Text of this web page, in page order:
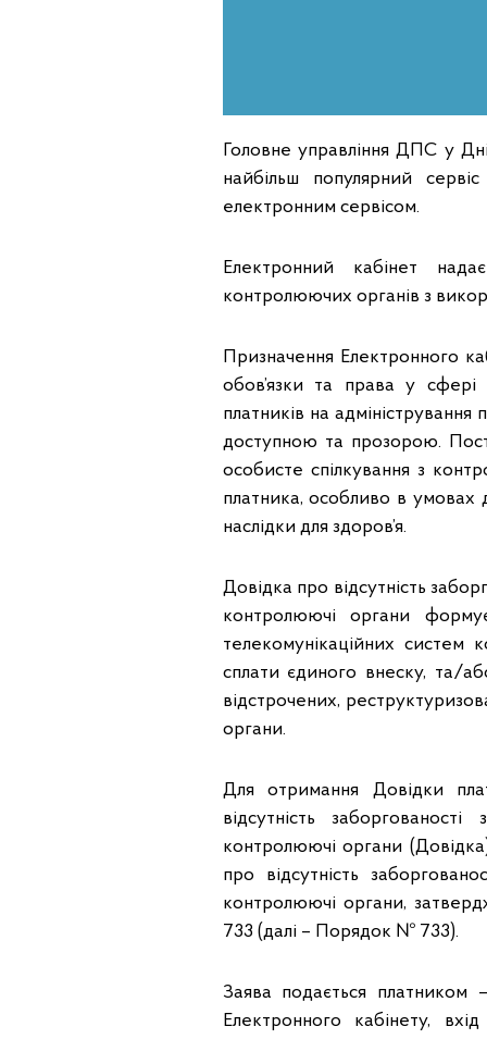
Головне управління ДПС у
найбільш популярний
електронним сервісом.
Електронний кабінет
контролюючих органів з
Призначення Електронного
обов’язки та права у
платників на
доступною та прозорою.
особисте спілкування з
платника, особливо в умовах
наслідки для здоров’я.
Довідка про відсутність
контролюючі органи
телекомунікаційних систем
сплати єдиного внеску, та/
відстрочених,
органи.
Для отримання Довідки
відсутність
контролюючі органи
про відсутність
контролюючі органи,
733 (далі – Порядок № 733).
Заява подається платником
Електронного кабінету,